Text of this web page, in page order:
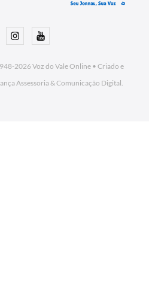
InstagramYoutube
2026Voz do Vale Online• Criado e
Assessoria& Comunicação Digital.